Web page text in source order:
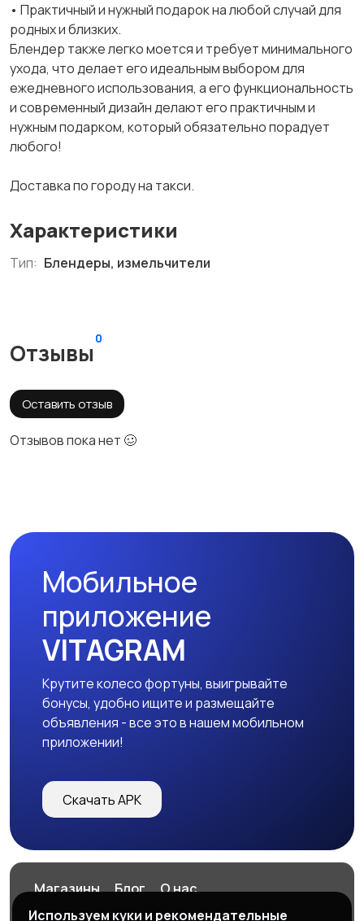
• Практичный и нужный подарок на любой случай для
родных и близких.
Блендер также легко моется и требует минимального
ухода, что делает его идеальным выбором для
ежедневного использования, а его функциональность
и современный дизайн делают его практичным и
нужным подарком, который обязательно порадует
любого!
Доставка по городу на такси.
Характеристики
Тип: Блендеры, измельчители
Отзывы
0
Оставить отзыв
Отзывов пока нет 🥴
Мобильное
приложение
VITAGRAM
Крутите колесо фортуны, выигрывайте
бонусы, удобно ищите и размещайте
объявления - все это в нашем мобильном
приложении!
Скачать APK
Магазины Блог
О нас
Служба поддержки
Используем куки и рекомендательные